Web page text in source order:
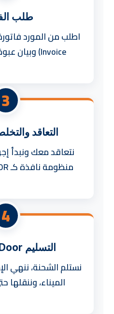
طلب
Invoice) وبيان عبوة (Packing List).
3
التعاقد
نتعاقد معك ونبدأ
منظومة نافذة كـ
4
التسليم Door-to-Door
نستلم الشحنة، ننهي
الميناء،